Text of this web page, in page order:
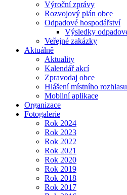
Výroční zprávy
Rozvojový plán obce
Odpadové hospodářství
Výsledky
Veřejné zakázky
Aktuálně
Aktuality
Kalendář akcí
Zpravodaj obce
Hlášení místního rozhlasu
Mobilní aplikace
Organizace
Fotogalerie
Rok 2024
Rok 2023
Rok 2022
Rok 2021
Rok 2020
Rok 2019
Rok 2018
Rok 2017